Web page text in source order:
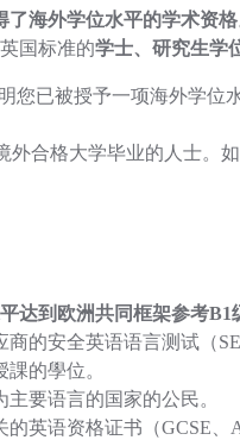
了海外学位水平的学术资格
国标准的学士、研究生学
您已被授予一项海外学位
外合格大学毕业的人士。
达到欧洲共同框架参考B1
的安全英语语言测试（
的學位。
要语言的国家的公民。
英语资格证书（GCSE、A